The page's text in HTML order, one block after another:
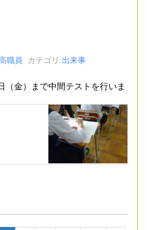
職員 カテゴリ:出来事
（金）まで中間テストを行いま